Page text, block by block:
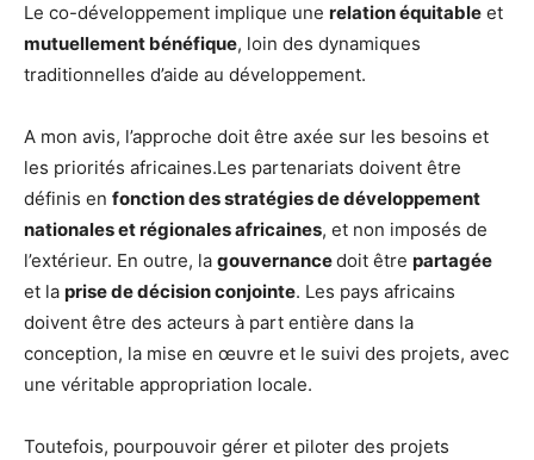
Le co-développement implique une relation équitable et
mutuellement bénéfique, loin des dynamiques
traditionnelles d’aide au développement.
A mon avis, l’approche doit être axée sur les besoins et
les priorités africaines.Les partenariats doivent être
définis en fonction des stratégies de développement
nationales et régionales africaines, et non imposés de
l’extérieur. En outre, la gouvernancedoit être partagée
et la prise de décision conjointe. Les pays africains
doivent être des acteurs à part entière dans la
conception, la mise en œuvre et le suivi des projets, avec
une véritable appropriation locale.
Toutefois, pourpouvoir gérer et piloter des projets